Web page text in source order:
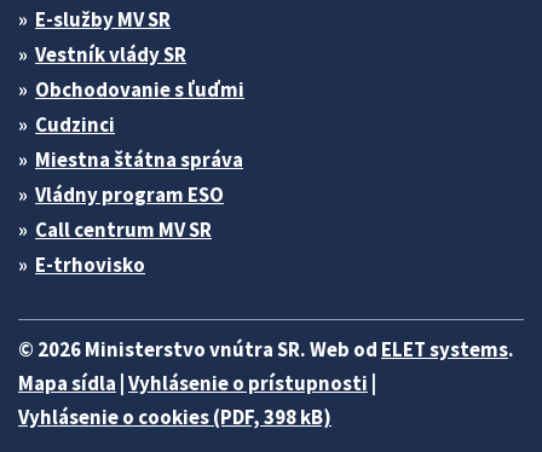
E-služby MV SR
Vestník vlády SR
Obchodovanie s ľuďmi
Cudzinci
Miestna štátna správa
Vládny program ESO
Call centrum MV SR
E-trhovisko
© 2026 Ministerstvo vnútra SR. Web od ELET systems.
Mapa sídla Vyhlásenie o prístupnosti
Vyhlásenie o cookies (PDF, 398 kB)